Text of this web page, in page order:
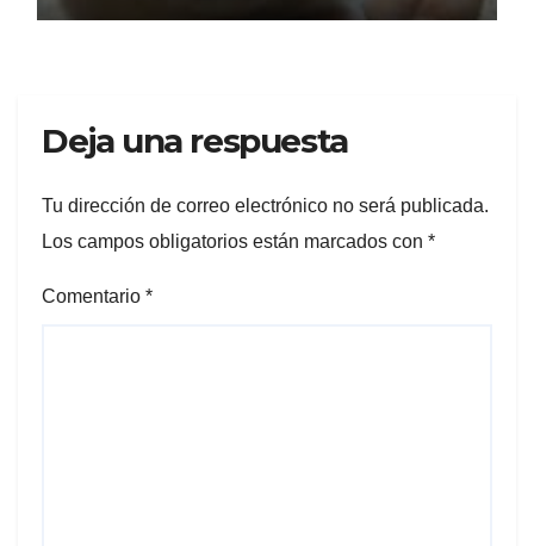
Deja una respuesta
Tu dirección de correo electrónico no será publicada.
Los campos obligatorios están marcados con *
Comentario *